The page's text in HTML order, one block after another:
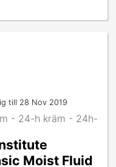
till 28 Nov 2019
- 24-h kräm - 24h-
Moist Fluid